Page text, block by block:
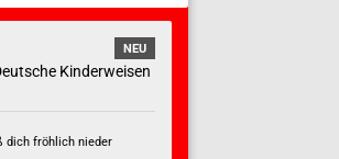
NEU
Kinderweisen
dich fröhlich nieder